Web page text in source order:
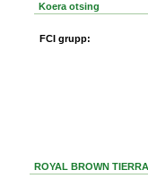
Koera otsing
FCI grupp:
ROYAL BROWN